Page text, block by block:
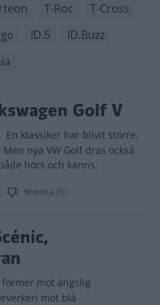
T-Roc
T-Cross
ID.5
ID.Buzz
Golf V
En klassiker har blivit större,
nya VW Golf dras också
hörs och känns.
Bromsa (5)
former mot ängslig
mot blå